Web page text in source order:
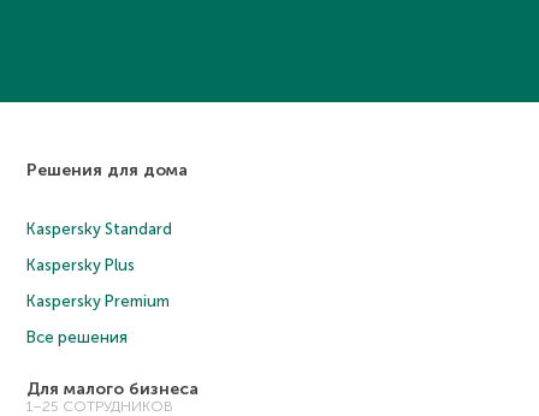
Решения для дома
Kaspersky Standard
Kaspersky Plus
Kaspersky Premium
Все решения
Для малого бизнеса
1–25 СОТРУДНИКОВ